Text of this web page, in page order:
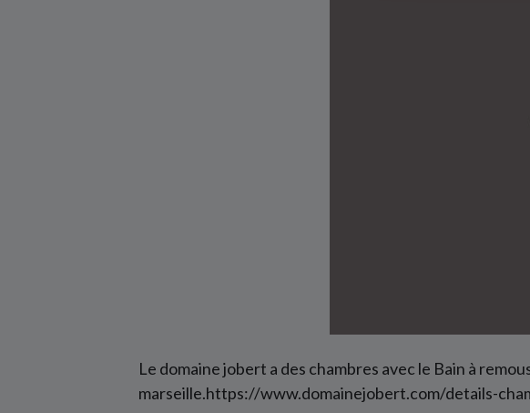
Le domaine jobert a des chambres avec le Bain à
marseille.https://www.domainejobert.com/details-